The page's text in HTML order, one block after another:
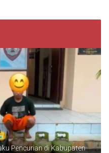
Pencurian di Kabupaten